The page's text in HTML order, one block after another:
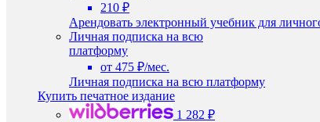
210 ₽
Арендовать электронный учебник для
Личная подписка на всю
платформу
от 475 ₽/мес.
Личная подписка на всю платформу
Купить печатное издание
1 282 ₽